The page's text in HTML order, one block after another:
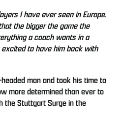
I have ever seen in Europe.
the bigger the game the
a coach wants in a
to have him back with
man and took his time to
more determined than ever to
the Stuttgart Surge in the